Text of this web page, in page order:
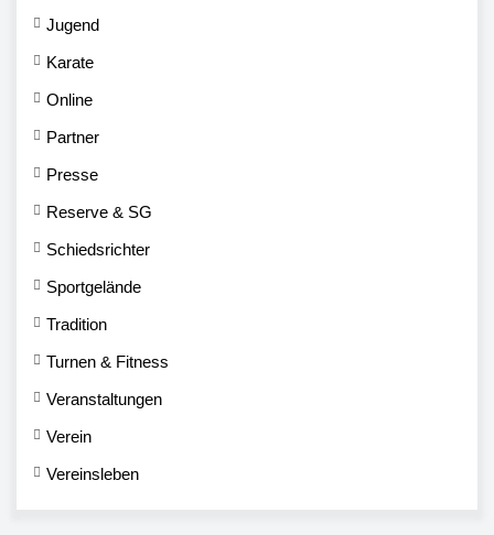
Jugend
Karate
Online
Partner
Presse
Reserve & SG
Schiedsrichter
Sportgelände
Tradition
Turnen & Fitness
Veranstaltungen
Verein
Vereinsleben